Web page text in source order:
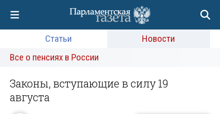
Статьи
Новости
Все о пенсиях в России
Законы, вступающие в силу 19
августа